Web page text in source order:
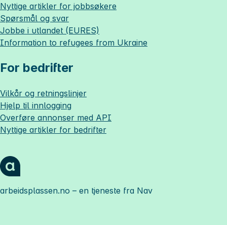
Nyttige artikler for jobbsøkere
Spørsmål og svar
Jobbe i utlandet (EURES)
Information to refugees from Ukraine
For bedrifter
Vilkår og retningslinjer
Hjelp til innlogging
Overføre annonser med API
Nyttige artikler for bedrifter
arbeidsplassen.no – en tjeneste fra Nav